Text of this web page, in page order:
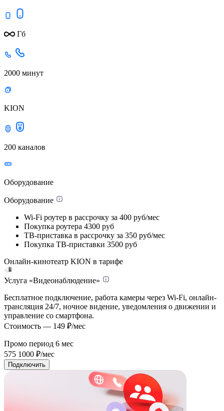
Гб
2000 минут
KION
200 каналов
Оборудование
Оборудование
Wi-Fi роутер в рассрочку за 400 руб/мес
Покупка роутера 4300 руб
ТВ-приставка в рассрочку за 350 руб/мес
Покупка ТВ-приставки 3500 руб
Онлайн-кинотеатр KION в тарифе
Услуга «Видеонаблюдение»
Бесплатное подключение, работа камеры через Wi-Fi, онлайн-
трансляция 24/7, ночное видение, уведомления о движении и
управление со смартфона.
Стоимость — 149 ₽/мес
Промо период 6 мес
575 1000 ₽/мес
Подключить